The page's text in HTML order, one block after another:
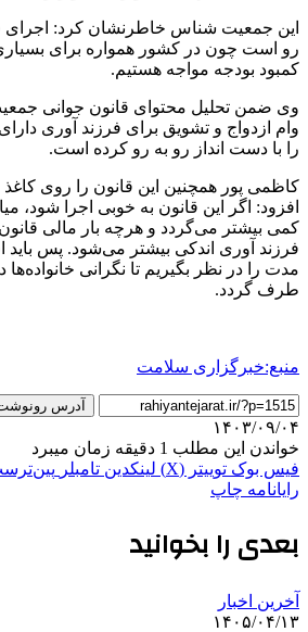
این جمعیت شناس خاطرنشان کرد: اجرای
رو است چون در کشور همواره برای بسیاری
کمبود بودجه مواجه هستیم.
وی ضمن تحلیل محتوای قانون جوانی
وام ازدواج و تشویق برای فرزند آوری
را با دست انداز رو به رو کرده است.
کاظمی پور همچنین این قانون را روی
افزود: اگر این قانون به خوبی اجرا شود،
کمی بیشتر می‌گردد و هرچه بار مالی قانون
فرزند آوری اندکی بیشتر می‌شود. پس باید
مدت را در نظر بگیریم تا نگرانی خانواده‌ها
طرف گردد.
منبع:خبرگزاری سلامت
آدرس
۱۴۰۳/۰۹/۰۴
خواندن این مطلب 1 دقیقه زمان میبرد
فیس بوک توییتر (X) لینکدین ‫تامبلر
رایانامه چاپ
بعدی را بخوانید
آخرین اخبار
۱۴۰۵/۰۴/۱۳